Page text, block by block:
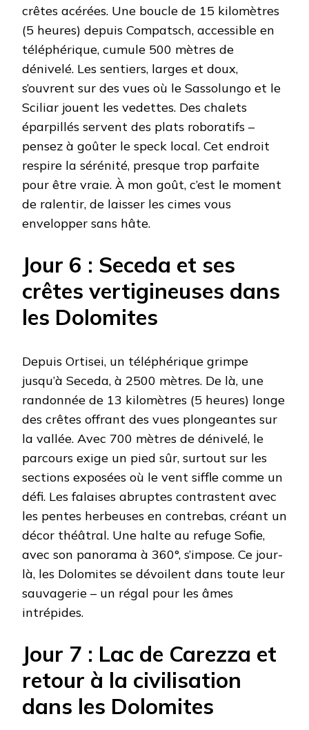
crêtes acérées. Une boucle de 15 kilomètres
(5 heures) depuis Compatsch, accessible en
téléphérique, cumule 500 mètres de
dénivelé. Les sentiers, larges et doux,
s’ouvrent sur des vues où le Sassolungo et le
Sciliar jouent les vedettes. Des chalets
éparpillés servent des plats roboratifs –
pensez à goûter le speck local. Cet endroit
respire la sérénité, presque trop parfaite
pour être vraie. À mon goût, c’est le moment
de ralentir, de laisser les cimes vous
envelopper sans hâte.
Jour 6 : Seceda et ses
crêtes vertigineuses dans
les Dolomites
Depuis Ortisei, un téléphérique grimpe
jusqu’à Seceda, à 2500 mètres. De là, une
randonnée de 13 kilomètres (5 heures) longe
des crêtes offrant des vues plongeantes sur
la vallée. Avec 700 mètres de dénivelé, le
parcours exige un pied sûr, surtout sur les
sections exposées où le vent siffle comme un
défi. Les falaises abruptes contrastent avec
les pentes herbeuses en contrebas, créant un
décor théâtral. Une halte au refuge Sofie,
avec son panorama à 360°, s’impose. Ce jour-
là, les Dolomites se dévoilent dans toute leur
sauvagerie – un régal pour les âmes
intrépides.
Jour 7 : Lac de Carezza et
retour à la civilisation
dans les Dolomites